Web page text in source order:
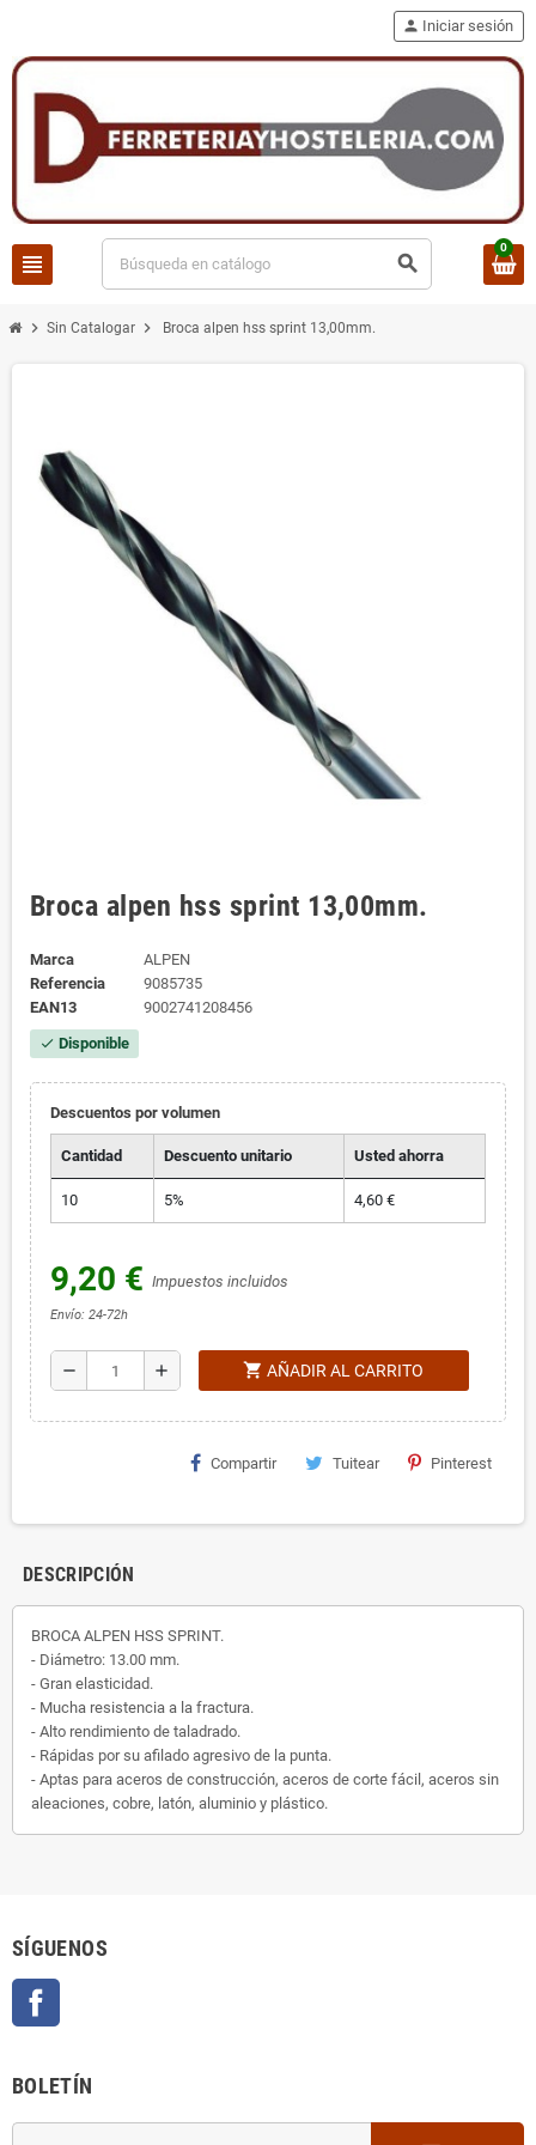
view_headline search
person Iniciar sesión
0
chevron_right Sin Catalogar chevron_right Broca alpen hss sprint 13,00mm.
Broca alpen hss sprint 13,00mm.
Marca
ALPEN
Referencia
9085735
EAN13
9002741208456
check Disponible
Descuentos por volumen
Cantidad Descuento unitario Usted ahorra
10 5% 4,60 €
9,20 € Impuestos incluidos
Envío: 24-72h
remove add shopping_cart AÑADIR AL CARRITO
Compartir Tuitear Pinterest
DESCRIPCIÓN
BROCA ALPEN HSS SPRINT.
- Diámetro: 13.00 mm.
- Gran elasticidad.
- Mucha resistencia a la fractura.
- Alto rendimiento de taladrado.
- Rápidas por su afilado agresivo de la punta.
- Aptas para aceros de construcción, aceros de corte fácil, aceros sin
aleaciones, cobre, latón, aluminio y plástico.
SÍGUENOS
BOLETÍN